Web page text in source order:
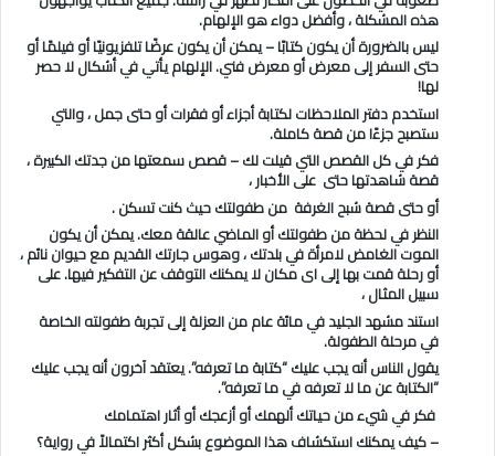
هذه المشكلة ، وأفضل دواء هو الإلهام.
ليس بالضرورة أن يكون كتابًا – يمكن أن يكون عرضًا تلفزيونيًا أو فيلمًا أو
حتى السفر إلى معرض أو معرض فني. الإلهام يأتي في أشكال لا حصر
لها!
استخدم دفتر الملاحظات لكتابة أجزاء أو فقرات أو حتى جمل ، والتي
ستصبح جزءًا من قصة كاملة.
فكر في كل القصص التي قيلت لك – قصص سمعتها من جدتك الكبيرة ،
قصة شاهدتها حتى على الأخبار ،
أو حتى قصة شبح الغرفة من طفولتك حيث كنت تسكن .
النظر في لحظة من طفولتك أو الماضي عالقة معك. يمكن أن يكون
الموت الغامض لامرأة في بلدتك ، وهوس جارتك القديم مع حيوان نائم ،
أو رحلة قمت بها إلى اى مكان لا يمكنك التوقف عن التفكير فيها. على
سبيل المثال ،
استند مشهد الجليد في مائة عام من العزلة إلى تجربة طفولته الخاصة
في مرحلة الطفولة.
يقول الناس أنه يجب عليك “كتابة ما تعرفه”. يعتقد آخرون أنه يجب عليك
“الكتابة عن ما لا تعرفه في ما تعرفه”.
فكر في شيء من حياتك ألهمك أو أزعجك أو أثار اهتمامك
– كيف يمكنك استكشاف هذا الموضوع بشكل أكثر اكتمالاً في رواية؟